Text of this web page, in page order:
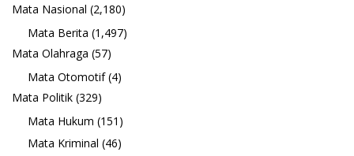
Mata Nasional (2,180)
Mata Berita (1,497)
Mata Olahraga (57)
Mata Otomotif(4)
Mata Politik (329)
Mata Hukum (151)
Mata Kriminal (46)